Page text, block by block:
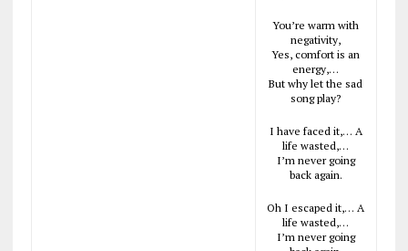
You’re warm with
negativity,
Yes, comfort is an
energy,…
But why let the sad
song play?
I have faced it,… A
life wasted,…
I’m never going
back again.
Oh I escaped it,… A
life wasted,…
I’m never going